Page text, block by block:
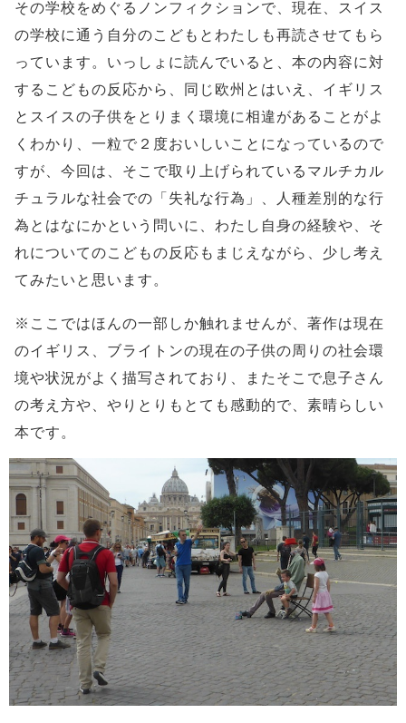
その学校をめぐるノンフィクションで、現在、スイス
の学校に通う自分のこどもとわたしも再読させてもら
っています。いっしょに読んでいると、本の内容に対
するこどもの反応から、同じ欧州とはいえ、イギリス
とスイスの子供をとりまく環境に相違があることがよ
くわかり、一粒で２度おいしいことになっているので
すが、今回は、そこで取り上げられているマルチカル
チュラルな社会での「失礼な行為」、人種差別的な行
為とはなにかという問いに、わたし自身の経験や、そ
れについてのこどもの反応もまじえながら、少し考え
てみたいと思います。
※ここではほんの一部しか触れませんが、著作は現在
のイギリス、ブライトンの現在の子供の周りの社会環
境や状況がよく描写されており、またそこで息子さん
の考え方や、やりとりもとても感動的で、素晴らしい
本です。